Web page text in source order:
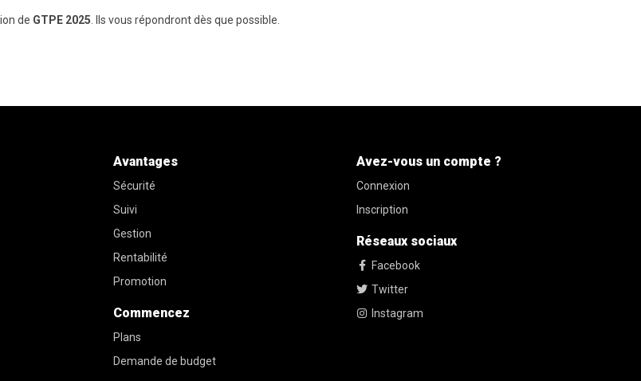
de GTPE 2025 . Ils vous répondront dès que possible.
Avantages
Sécurité
Suivi
Gestion
Rentabilité
Promotion
Commencez
Plans
Demande de budget
Avez-vous un compte ?
Connexion
Inscription
Réseaux sociaux
Facebook
Twitter
Instagram